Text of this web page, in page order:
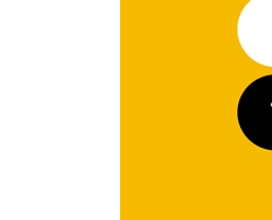
노래방 점수의 비밀
대통령 월급은 얼마
청소년이 돌기형 콘
중국인들은 왜 다 자
시식코너가 특별히